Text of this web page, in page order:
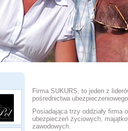
Firma SUKURS, to jeden z
pośrednictwa
Posiadająca trzy oddziały firma
ubezpieczeń życiowych,
zawodowych.